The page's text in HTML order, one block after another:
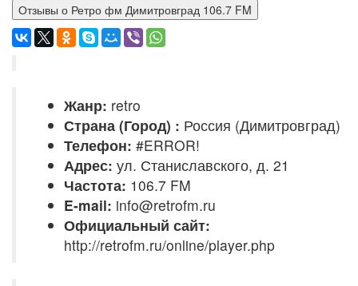
Отзывы о Ретро фм Димитровград 106.7 FM
Жанр: retro
Страна (Город) : Россия (Димитровград)
Телефон: #ERROR!
Адрес: ул. Станиславского, д. 21
Частота: 106.7 FM
E-mail: info@retrofm.ru
Официальный сайт:
http://retrofm.ru/online/player.php